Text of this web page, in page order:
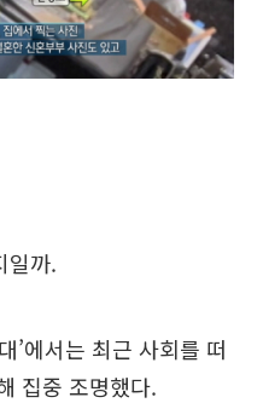
일까.
’에서는 최근 사회를 떠
집중 조명했다.